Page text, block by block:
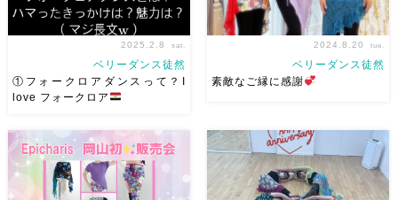
2/24(月祝）に香川の Yucco先
生主催でAwalem WSを開催さ
せていただくにあたり想いを綴
りました（最初の写真は
2025.2.8 sat.
ベリーダンス徒然
①フォークロアダンスって？I
love フォークロア
岡山ドラムソロトレーニングに
大阪から来てくれたシャムーサ
さん
そして前回シャムーサ
ちゃんが帰りに出会って麻ノ葉
2024.8.20 tue.
ベリーダンス徒然
素敵なご縁に感謝